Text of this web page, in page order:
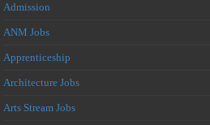
Admission
ANM Jobs
Apprenticeship
Architecture Jobs
Arts Stream Jobs